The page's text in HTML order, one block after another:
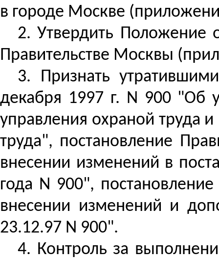
в городе Москве
2. Утвердить Положение
Правительстве Москвы
3. Признать
декабря 1997 г. N 900 "Об
управления охраной труда
труда", постановление
внесении изменений в
года N 900",
внесении изменений и
23.12.97 N 900".
4. Контроль за